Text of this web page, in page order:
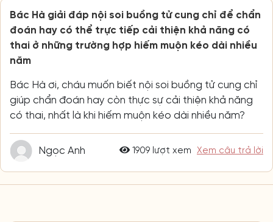
Bác Hà giải đáp nội soi buồng tử cung chỉ để chẩn
đoán hay có thể trực tiếp cải thiện khả năng có
thai ở những trường hợp hiếm muộn kéo dài nhiều
năm
Bác Hà ơi, cháu muốn biết nội soi buồng tử cung chỉ
giúp chẩn đoán hay còn thực sự cải thiện khả năng
có thai, nhất là khi hiếm muộn kéo dài nhiều năm?
Ngọc Anh 1909 lượt xem Xem câu trả lời